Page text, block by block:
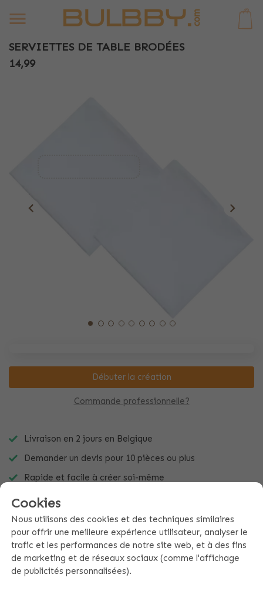
SERVIETTES DE TABLE BRODÉES
14,99
Commande professionnelle?
Débuter la création
Livraison en 2 jours en Belgique
Demander un devis pour 10 pièces ou plus
Rapide et facile à créer soi-même
Spécificités du produit
Cookies
Nous utilisons des cookies et des techniques similaires
pour offrir une meilleure expérience utilisateur, analyser le
trafic et les performances de notre site web, et à des fins
de marketing et de réseaux sociaux (comme l'affichage
de publicités personnalisées).